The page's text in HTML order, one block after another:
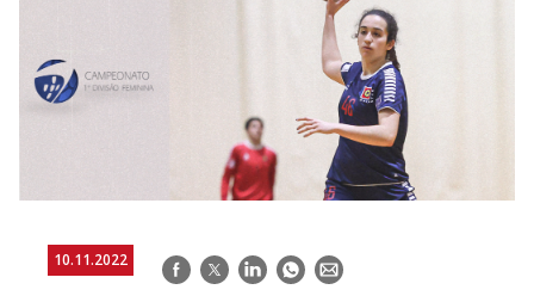
10.11.2022 Facebook
TwitterLinkedInWhatsApp
E-